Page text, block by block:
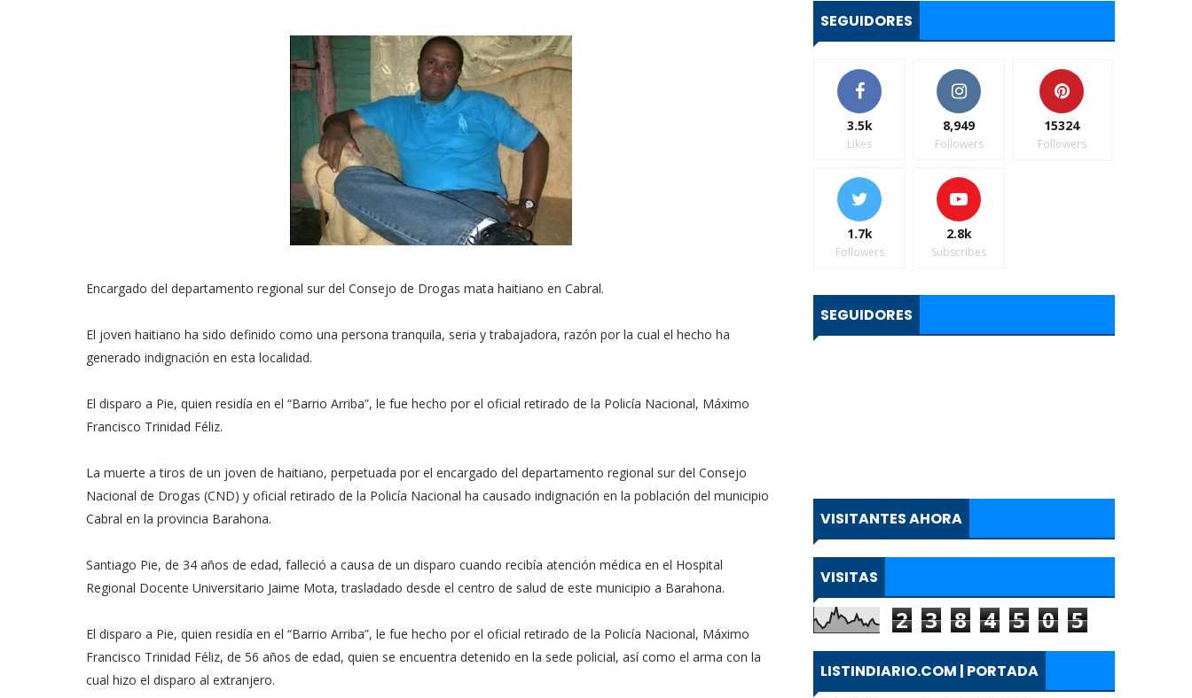
Encargado del departamento regional sur del Consejo de Drogas mata haitiano en Cabral.
El joven haitiano ha sido definido como una persona tranquila, seria y trabajadora, razón por la cual el hecho ha
generado indignación en esta localidad.
El disparo a Pie, quien residía en el “Barrio Arriba”, le fue hecho por el oficial retirado de la Policía Nacional, Máximo
Francisco Trinidad Féliz.
La muerte a tiros de un joven de haitiano, perpetuada por el encargado del departamento regional sur del Consejo
Nacional de Drogas (CND) y oficial retirado de la Policía Nacional ha causado indignación en la población del municipio
Cabral en la provincia Barahona.
Santiago Pie, de 34 años de edad, falleció a causa de un disparo cuando recibía atención médica en el Hospital
Regional Docente Universitario Jaime Mota, trasladado desde el centro de salud de este municipio a Barahona.
El disparo a Pie, quien residía en el “Barrio Arriba”, le fue hecho por el oficial retirado de la Policía Nacional, Máximo
Francisco Trinidad Féliz, de 56 años de edad, quien se encuentra detenido en la sede policial, así como el arma con la
cual hizo el disparo al extranjero.
SEGUIDORES
3.5k
Likes
8,949
Followers
15324
Followers
1.7k
Followers
2.8k
Subscribes
SEGUIDORES
VISITANTES AHORA
VISITAS
2 3 8 4 5 0 5
LISTINDIARIO.COM | PORTADA